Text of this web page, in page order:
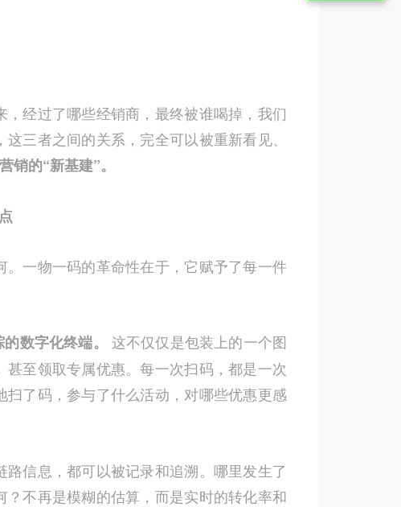
经过了哪些经销商，最终被谁喝掉，我们
三者之间的关系，完全可以被重新看见、
的“新基建”。
一物一码的革命性在于，它赋予了每一件
数字化终端。
这不仅仅是包装上的一个图
至领取专属优惠。每一次扫码，都是一次
扫了码，参与了什么活动，对哪些优惠更感
信息，都可以被记录和追溯。哪里发生了
不再是模糊的估算，而是实时的转化率和